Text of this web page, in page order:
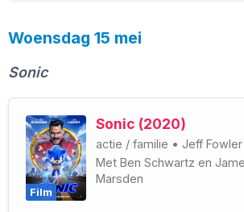
Woensdag 15 mei
Sonic
Film
Sonic (2020)
actie / familie • Jeff Fowler
Met Ben Schwartz en
Marsden